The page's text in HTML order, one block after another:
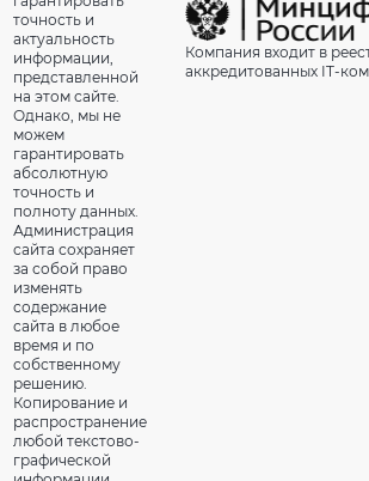
точность и
актуальность
информации,
представленной
на этом сайте.
Однако, мы не
можем
гарантировать
абсолютную
точность и
полноту данных.
Администрация
сайта сохраняет
за собой право
изменять
содержание
сайта в любое
время и по
собственному
решению.
Копирование и
распространение
любой текстово-
графической
Компания входит в
аккредитованных IT-